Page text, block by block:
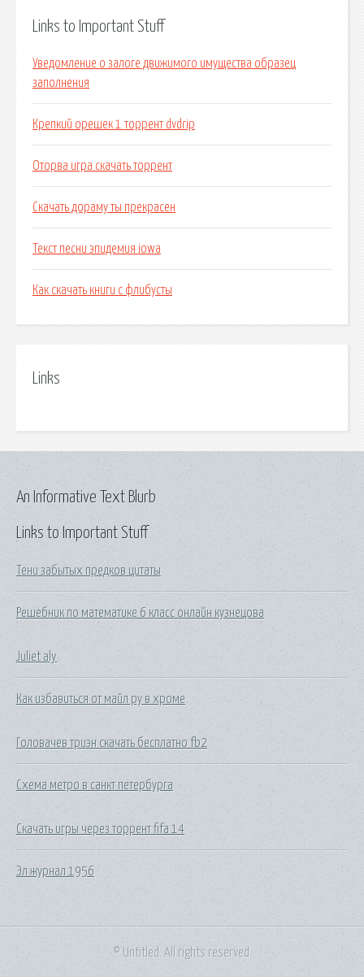
Links to Important Stuff
Уведомление о залоге движимого имущества образец
заполнения
Крепкий орешек 1 торрент dvdrip
Оторва игра скачать торрент
Скачать дораму ты прекрасен
Текст песни эпидемия iowa
Как скачать книги с флибусты
Links
Links to Important Stuff
Тени забытых предков цитаты
Решебник по математике 6 класс онлайн кузнецова
Juliet aly
Как избавиться от майл ру в хроме
Головачев триэн скачать бесплатно fb2
Схема метро в санкт петербурга
Скачать игры через торрент fifa 14
Эл журнал 1956
An Informative Text Blurb
© Untitled. All rights reserved.